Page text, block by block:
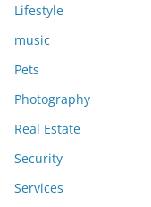
Lifestyle
music
Pets
Photography
Real Estate
Security
Services